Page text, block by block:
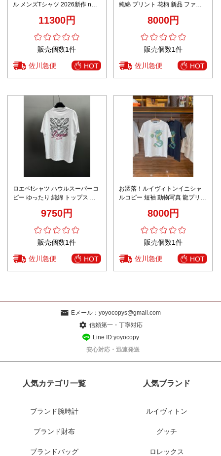
ル メンズTシャツ 2026新作 n級
快適な着心地 シンプルカジュア
11300円
販売個数1件
佐川急便 HOT
純綿 プリント 花柄 新品 ファッ
8000円
販売個数1件
佐川急便 HOT
ロエベtシャツ ハウルスーパーコ
ピー ゆったり 純綿 トップス 短
9750円
販売個数1件
佐川急便 HOT
お洒落！ルイヴィトンイニシャ
ルコピー 短袖 動物写真 龍プリン
8000円
販売個数1件
佐川急便 HOT
Eメール： yoyocopys@gmail.com
信頼第一・丁寧対応
Line ID:yoyocopy
安心対応・迅速発送
人気カテゴリ一覧
ブランド腕時計
ブランド財布
ブランドバッグ
人気ブランド
ルイヴィトン
グッチ
ロレックス